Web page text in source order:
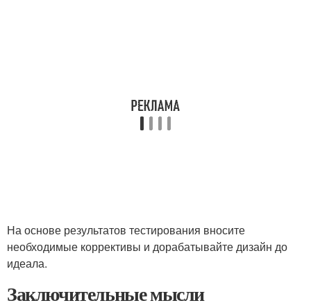
На основе результатов тестирования вносите
необходимые коррективы и дорабатывайте дизайн до
идеала.
Заключительные мысли